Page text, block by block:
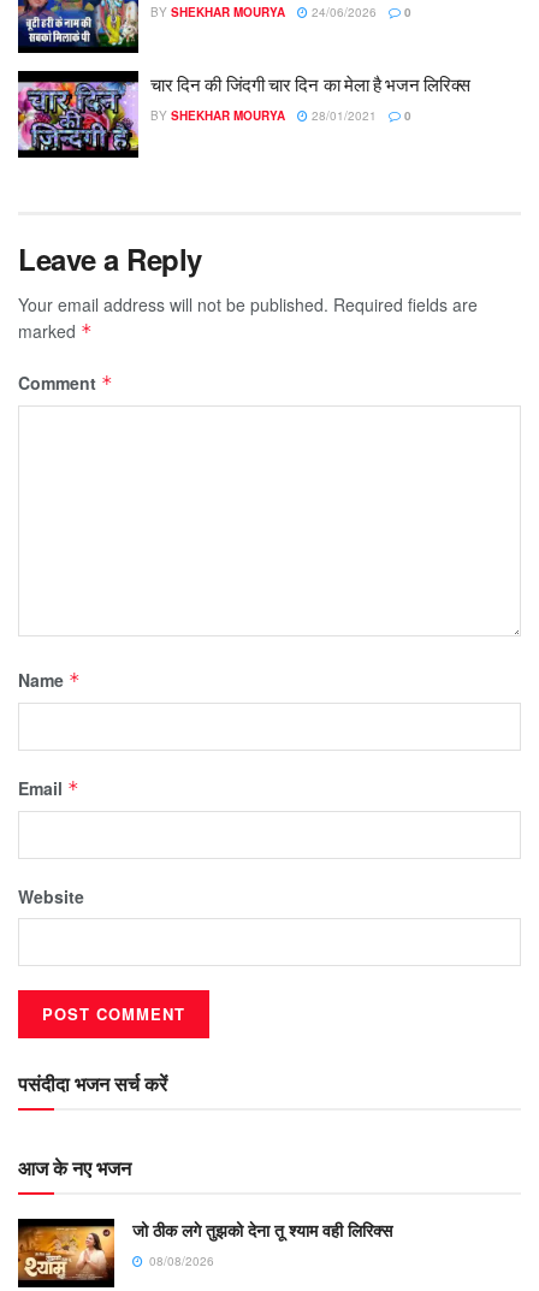
BY SHEKHAR MOURYA 24/06/2026 0
चार दिन की जिंदगी चार दिन का मेला है भजन लिरिक्स
BY SHEKHAR MOURYA 28/01/2021 0
Leave a Reply
Your email address will not be published. Required fields are
marked *
Comment *
Name *
Email *
Website
पसंदीदा भजन सर्च करें
आज के नए भजन
जो ठीक लगे तुझको देना तू श्याम वही लिरिक्स
08/08/2026